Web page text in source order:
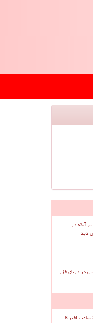
آنکه در
دید
در دریای خزر
کشف 2 تن چوب تاغ در کوهپایه اصفهان طی 24 ساعت اخیر 8